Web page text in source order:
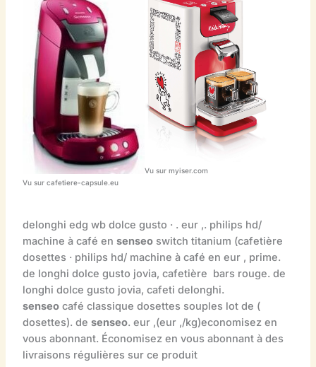
Vu sur cafetiere-capsule.eu
Vu sur myiser.com
delonghi edg wb dolce gusto · . eur ,. philips hd/
machine à café en senseoswitch titanium (cafetière
dosettes · philips hd/ machine à café en eur , prime.
de longhi dolce gusto jovia, cafetière bars rouge. de
longhi dolce gusto jovia, cafeti delonghi.
senseocafé classique dosettes souples lot de (
dosettes). de senseo. eur ,(eur ,/kg)economisez en
vous abonnant. Économisez en vous abonnant à des
livraisons régulières sur ce produit